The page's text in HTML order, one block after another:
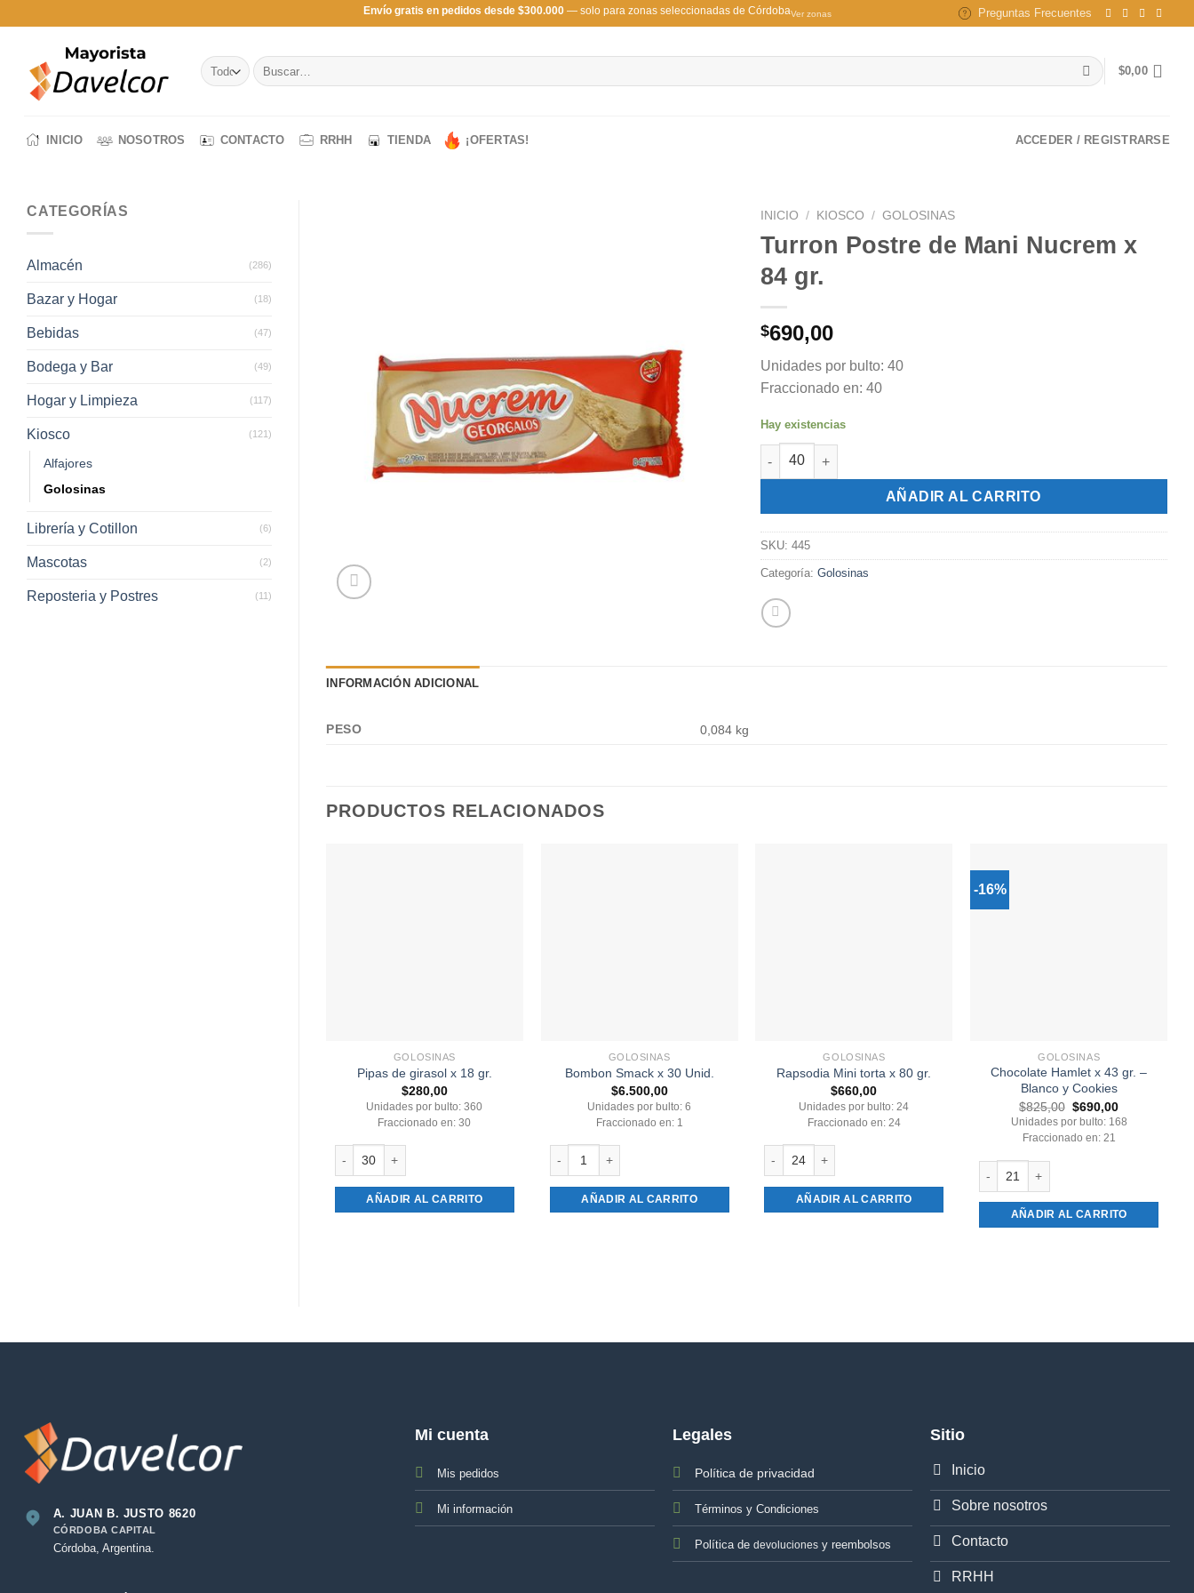
Envío gratis en pedidos desde $300.000— solo para zonas seleccionadas de CórdobaVer zonas Preguntas Frecuentes
Buscar
por:
$0,00
INICIO NOSOTROS CONTACTO RRHH TIENDA ¡OFERTAS! ACCEDER / REGISTRARSE
CATEGORÍAS
Almacén (286)
Bazar y Hogar (18)
Bebidas (47)
Bodega y Bar (49)
Hogar y Limpieza (117)
Kiosco (121)
Alfajores
Golosinas
Librería y Cotillon (6)
Mascotas (2)
Reposteria y Postres (11)
INICIO / KIOSCO / GOLOSINAS
Turron Postre de Mani Nucrem x
84 gr.
$690,00
Unidades por bulto: 40
Fraccionado en: 40
Hay existencias
Turron Postre de Mani Nucrem x 84 gr. cantidad
AÑADIR AL CARRITO
SKU: 445
Categoría: Golosinas
INFORMACIÓN ADICIONAL
PESO 0,084 kg
PRODUCTOS RELACIONADOS
GOLOSINAS
Pipas de girasol x 18 gr.
$280,00
Unidades por bulto: 360
Fraccionado en: 30
AÑADIR AL CARRITO
GOLOSINAS
Bombon Smack x 30 Unid.
$6.500,00
Unidades por bulto: 6
Fraccionado en: 1
AÑADIR AL CARRITO
GOLOSINAS
Rapsodia Mini torta x 80 gr.
$660,00
Unidades por bulto: 24
Fraccionado en: 24
AÑADIR AL CARRITO
-16%
GOLOSINAS
Chocolate Hamlet x 43 gr. –
Blanco y Cookies
$825,00 El
precio
original
era:
$690,00El
precio
Unidades por bulto: 168
Fraccionado en: 21
AÑADIR AL CARRITO
A. JUAN B. JUSTO 8620
CÓRDOBA CAPITAL
Córdoba, Argentina.
Mi cuenta
Mis pedidos
Mi información
Legales
Política de privacidad
Términos y Condiciones
Política de devolucionesy reembolsos
Sitio
Inicio
Sobre nosotros
Contacto
RRHH